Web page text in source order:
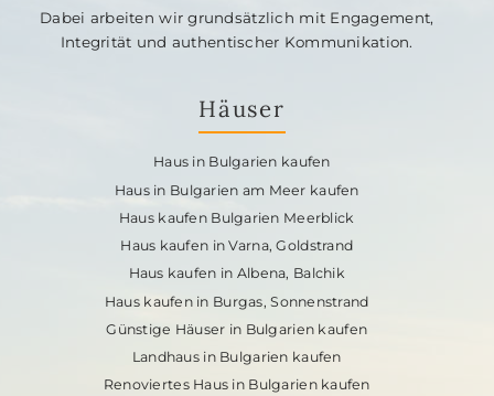
Dabei arbeiten wir grundsätzlich mit Engagement,
Integrität und authentischer Kommunikation.
Häuser
Haus in Bulgarien kaufen
Haus in Bulgarien am Meer kaufen
Haus kaufen Bulgarien Meerblick
Haus kaufen in Varna, Goldstrand
Haus kaufen in Albena, Balchik
Haus kaufen in Burgas, Sonnenstrand
Günstige Häuser in Bulgarien kaufen
Landhaus in Bulgarien kaufen
Renoviertes Haus in Bulgarien kaufen